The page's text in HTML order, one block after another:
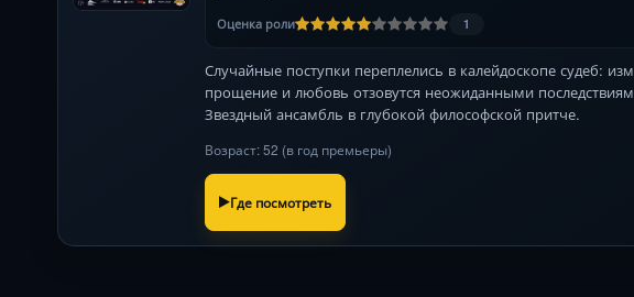
Оценка роли 1
Случайные поступки переплелись в калейдоскопе судеб:
прощение и любовь отзовутся неожиданными
Звездный ансамбль в глубокой философской притче.
Возраст: 52 (в год премьеры)
Где посмотреть